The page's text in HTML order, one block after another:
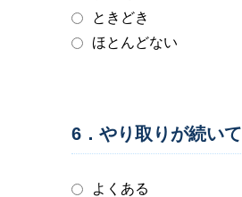
ときどき
ほとんどない
6．やり取りが続い
よくある